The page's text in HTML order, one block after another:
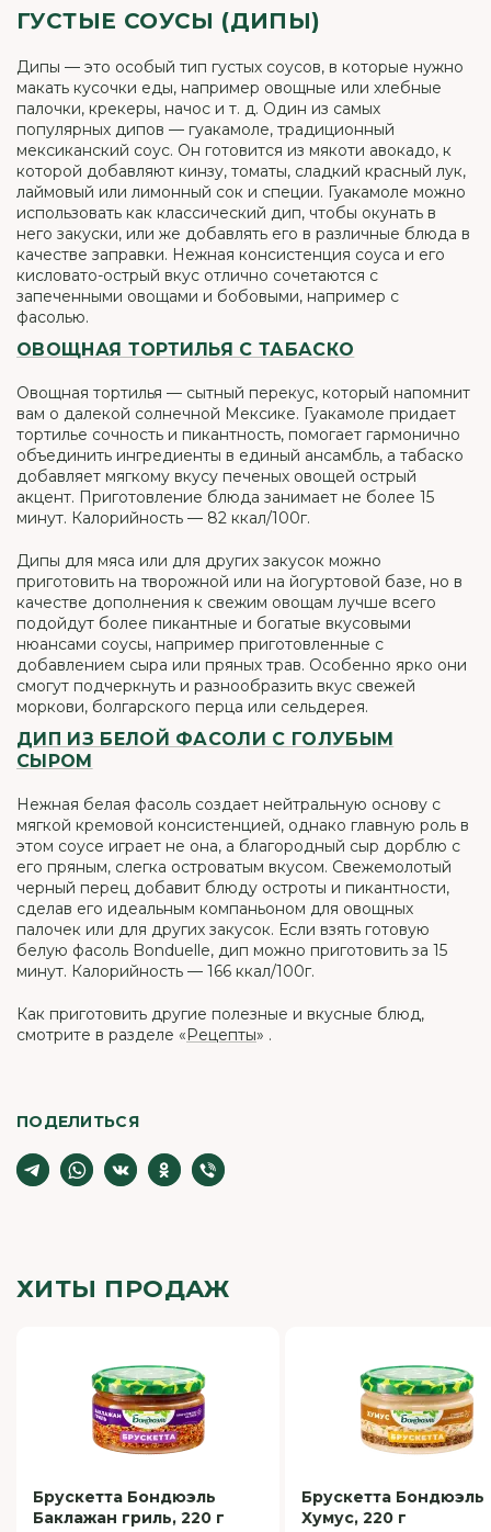
ГУСТЫЕ СОУСЫ (ДИПЫ)
Дипы — это особый тип густых соусов, в которые нужно
макать кусочки еды, например овощные или хлебные
палочки, крекеры, начос и т. д. Один из самых
популярных дипов — гуакамоле, традиционный
мексиканский соус. Он готовится из мякоти авокадо, к
которой добавляют кинзу, томаты, сладкий красный лук,
лаймовый или лимонный сок и специи. Гуакамоле можно
использовать как классический дип, чтобы окунать в
него закуски, или же добавлять его в различные блюда в
качестве заправки. Нежная консистенция соуса и его
кисловато-острый вкус отлично сочетаются с
запеченными овощами и бобовыми, например с
фасолью.
ОВОЩНАЯ ТОРТИЛЬЯ С ТАБАСКО
Овощная тортилья — сытный перекус, который напомнит
вам о далекой солнечной Мексике. Гуакамоле придает
тортилье сочность и пикантность, помогает гармонично
объединить ингредиенты в единый ансамбль, а табаско
добавляет мягкому вкусу печеных овощей острый
акцент. Приготовление блюда занимает не более 15
минут. Калорийность — 82 ккал/100г.
Дипы для мяса или для других закусок можно
приготовить на творожной или на йогуртовой базе, но в
качестве дополнения к свежим овощам лучше всего
подойдут более пикантные и богатые вкусовыми
нюансами соусы, например приготовленные с
добавлением сыра или пряных трав. Особенно ярко они
смогут подчеркнуть и разнообразить вкус свежей
моркови, болгарского перца или сельдерея.
ДИП ИЗ БЕЛОЙ ФАСОЛИ С ГОЛУБЫМ
СЫРОМ
Нежная белая фасоль создает нейтральную основу с
мягкой кремовой консистенцией, однако главную роль в
этом соусе играет не она, а благородный сыр дорблю с
его пряным, слегка островатым вкусом. Свежемолотый
черный перец добавит блюду остроты и пикантности,
сделав его идеальным компаньоном для овощных
палочек или для других закусок. Если взять готовую
белую фасоль Bonduelle, дип можно приготовить за 15
минут. Калорийность — 166 ккал/100г.
Как приготовить другие полезные и вкусные блюд,
смотрите в разделе «Рецепты» .
ПОДЕЛИТЬСЯ
ХИТЫ ПРОДАЖ
Брускетта Бондюэль
Баклажан гриль, 220 г
Брускетта Бондюэль
Хумус, 220 г